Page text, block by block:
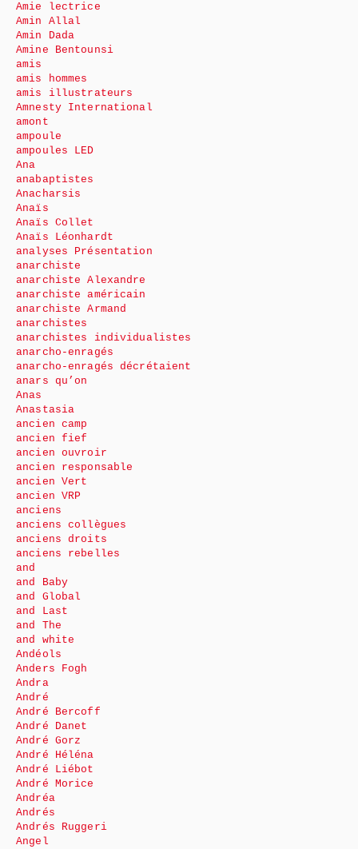
Amie lectrice
Amin Allal
Amin Dada
Amine Bentounsi
amis
amis hommes
amis illustrateurs
Amnesty International
amont
ampoule
ampoules LED
Ana
anabaptistes
Anacharsis
Anaïs
Anaïs Collet
Anaïs Léonhardt
analyses Présentation
anarchiste
anarchiste Alexandre
anarchiste américain
anarchiste Armand
anarchistes
anarchistes individualistes
anarcho-enragés
anarcho-enragés décrétaient
anars qu’on
Anas
Anastasia
ancien camp
ancien fief
ancien ouvroir
ancien responsable
ancien Vert
ancien VRP
anciens
anciens collègues
anciens droits
anciens rebelles
and
and Baby
and Global
and Last
and The
and white
Andéols
Anders Fogh
Andra
André
André Bercoff
André Danet
André Gorz
André Héléna
André Liébot
André Morice
Andréa
Andrés
Andrés Ruggeri
Angel